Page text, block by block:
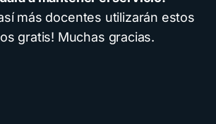
más docentes utilizarán estos
gratis! Muchas gracias.